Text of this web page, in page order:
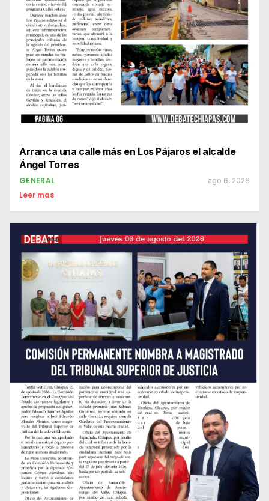
Arranca una calle más en Los Pájaros el alcalde
Ángel Torres
GENERAL ago 6, 2026
Leer mas